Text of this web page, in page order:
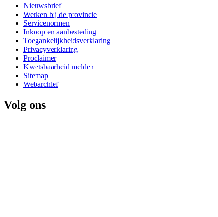
Nieuwsbrief
Werken bij de provincie
Servicenormen
Inkoop en aanbesteding
Toegankelijkheidsverklaring
Privacyverklaring
Proclaimer
Kwetsbaarheid melden
Sitemap
Webarchief
Volg ons